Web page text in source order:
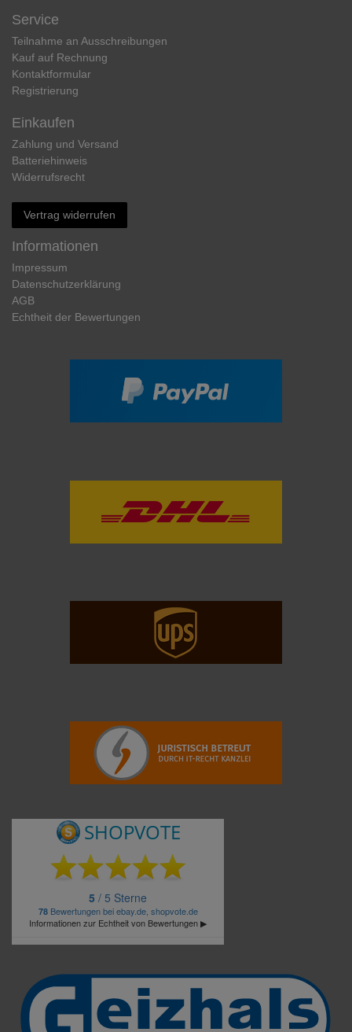
Service
Teilnahme an Ausschreibungen
Kauf auf Rechnung
Kontaktformular
Registrierung
Einkaufen
Zahlung und Versand
Batteriehinweis
Widerrufs­recht
Vertrag widerrufen
Informationen
Impressum
Daten­schutz­erklärung
AGB
Echtheit der Bewertungen